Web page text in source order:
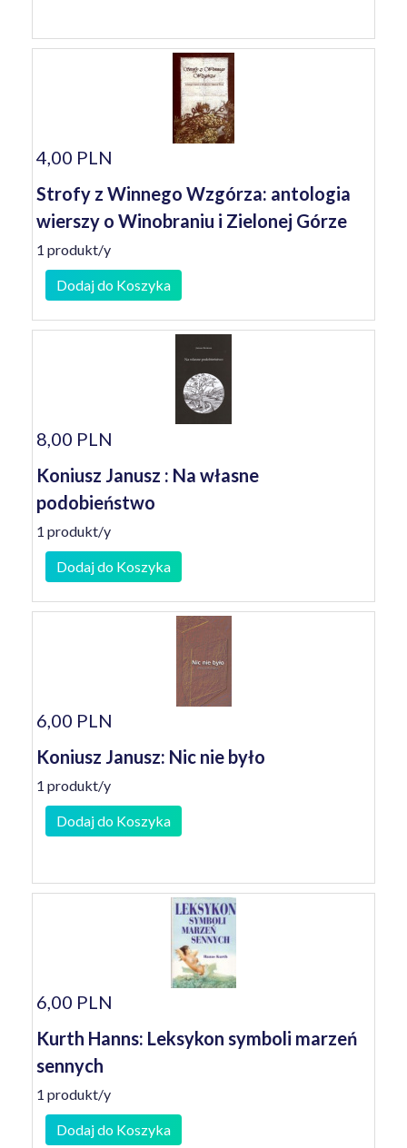
4,00 PLN
Strofy z Winnego Wzgórza: antologia
wierszy o Winobraniu i Zielonej Górze
1 produkt/y
Dodaj do Koszyka
8,00 PLN
Koniusz Janusz : Na własne
podobieństwo
1 produkt/y
Dodaj do Koszyka
6,00 PLN
Koniusz Janusz: Nic nie było
1 produkt/y
Dodaj do Koszyka
6,00 PLN
Kurth Hanns: Leksykon symboli marzeń
sennych
1 produkt/y
Dodaj do Koszyka